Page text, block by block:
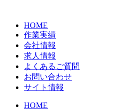
HOME
作業実績
会社情報
求人情報
よくあるご質問
お問い合わせ
サイト情報
HOME